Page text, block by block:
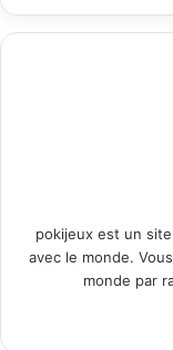
pokijeux est un
avec le monde.
monde par